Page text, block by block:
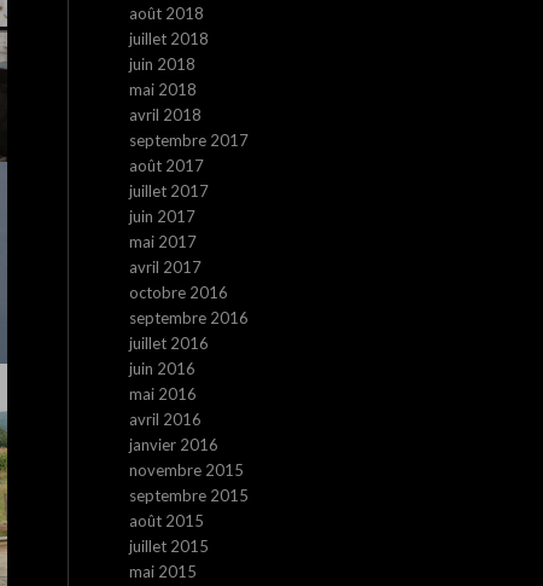
août 2018
juillet 2018
juin 2018
mai 2018
avril 2018
septembre 2017
août 2017
juillet 2017
juin 2017
mai 2017
avril 2017
octobre 2016
septembre 2016
juillet 2016
juin 2016
mai 2016
avril 2016
janvier 2016
novembre 2015
septembre 2015
août 2015
juillet 2015
mai 2015